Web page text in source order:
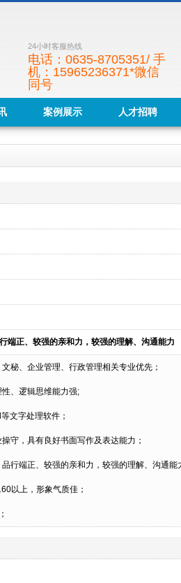
24小时客服热线
电话：0635-8705351/ 手
机：15965236371*微信
同号
案例展示 人才招聘
端正、较强的亲和力，较强的理解、沟通能力
秘、企业管理、行政管理相关专业优先；
、逻辑思维能力强;
文字处理软件；
守，具有良好书面写作及表达能力；
行端正、较强的亲和力，较强的理解、沟通
以上，形象气质佳；